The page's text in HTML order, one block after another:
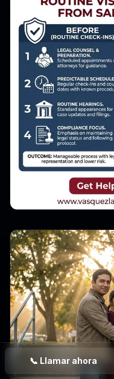
📞 Llamar ahora